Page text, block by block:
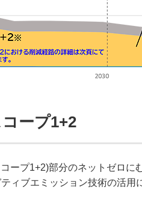
ープ1+2
ープ1+2)部分のネットゼロ
ィブエミッション技術の活用